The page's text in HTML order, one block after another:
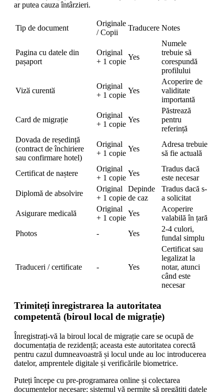
ar putea cauza întârzieri.
Tip de document
Originale
/ Copii
Traducere Notes
Pagina cu datele din
pașaport
Original
+ 1 copie
Yes
Numele
trebuie să
corespundă
profilului
Vizӑ curentӑ
Original
+ 1 copie
Yes
Acoperire de
validitate
importantă
Card de migrație
Original
+ 1 copie
Yes
Păstrează
pentru
referință
Dovada de reședință
(contract de închiriere
sau confirmare hotel)
Original
+ 1 copie
Yes
Adresa trebuie
să fie actuală
Certificat de naștere
Original
+ 1 copie
Yes
Tradus dacă
este necesar
Diplomă de absolvire
Original
+ 1 copie
Depinde
de caz
Tradus dacă s-
a solicitat
Asigurare medicală
Original
+ 1 copie
Yes
Acoperire
valabilă în țară
Photos
- Yes
2-4 culori,
fundal simplu
Traduceri / certificate - Yes
Certificat sau
legalizat la
notar, atunci
când este
necesar
Trimiteți înregistrarea la autoritatea
competentă (biroul local de migrație)
Înregistrați-vă la biroul local de migrație care se ocupă de
documentația de rezidență; aceasta este autoritatea corectă
pentru cazul dumneavoastră și locul unde au loc introducerea
datelor, amprentele digitale și verificările biometrice.
Puteți începe cu pre-programarea online și colectarea
documentelor necesare; sistemul vă permite să pregătiți datele